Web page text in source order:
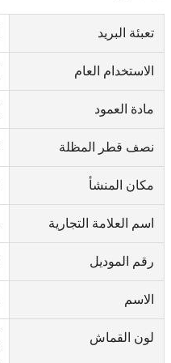
تعبئة البريد
الاستخدام العام
مادة العمود
نصف قطر المظلة
مكان المنشأ
اسم العلامة التجارية
رقم الموديل
الاسم
لون القماش